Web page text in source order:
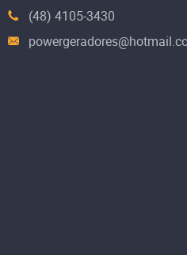
(48) 4105-3430